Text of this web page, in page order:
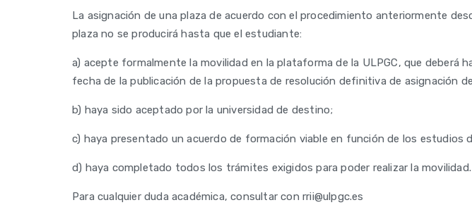
La asignación de una plaza de acuerdo con el procedimiento anteriormente
plaza no se producirá hasta que el estudiante:
a) acepte formalmente la movilidad en la plataforma de la ULPGC, que deberá
fecha de la publicación de la propuesta de resolución definitiva de asignación
b) haya sido aceptado por la universidad de destino;
c) haya presentado un acuerdo de formación viable en función de los
d) haya completado todos los trámites exigidos para poder realizar la movilidad.
Para cualquier duda académica, consultar con rrii@ulpgc.es